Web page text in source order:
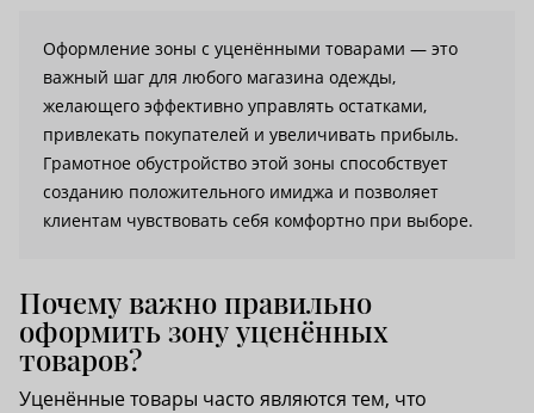
Оформление зоны с уценёнными товарами — это
важный шаг для любого магазина одежды,
желающего эффективно управлять остатками,
привлекать покупателей и увеличивать прибыль.
Грамотное обустройство этой зоны способствует
созданию положительного имиджа и позволяет
клиентам чувствовать себя комфортно при выборе.
Почему важно правильно
оформить зону уценённых
товаров?
Уценённые товары часто являются тем, что